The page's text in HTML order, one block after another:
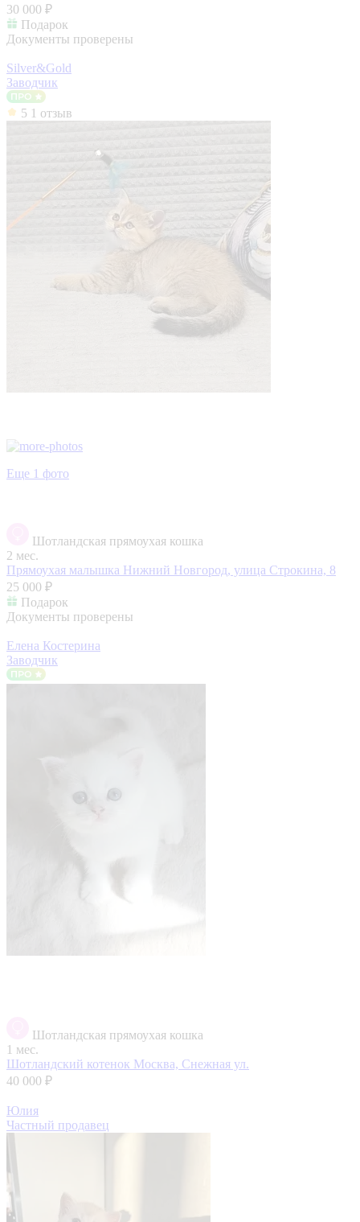
30 000 ₽
Подарок
Документы проверены
Silver&Gold
Заводчик
5 1 отзыв
Еще 1 фото
Шотландская прямоухая кошка
2 мес.
Прямоухая малышка Нижний Новгород, улица Строкина, 8
25 000 ₽
Подарок
Документы проверены
Елена Костерина
Заводчик
Шотландская прямоухая кошка
1 мес.
Шотландский котенок Москва, Снежная ул.
40 000 ₽
Юлия
Частный продавец